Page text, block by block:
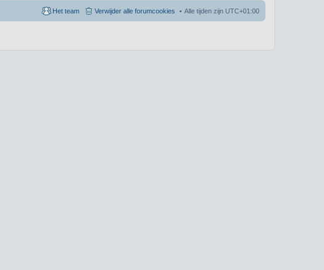
Alle tijden zijn UTC+01:00
Verwijder alle forumcookies
Het team